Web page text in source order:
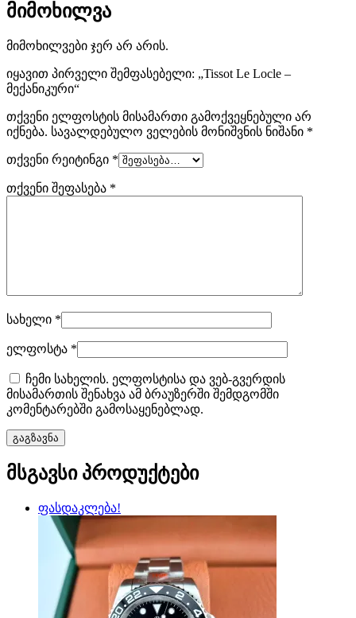
მიმოხილვა
მიმოხილვები ჯერ არ არის.
იყავით პირველი შემფასებელი: „Tissot Le Locle –
მექანიკური“
თქვენი ელფოსტის მისამართი გამოქვეყნებული არ
იქნება. სავალდებულო ველების მონიშვნის ნიშანი *
თქვენი რეიტინგი *
თქვენი შეფასება *
სახელი *
ელფოსტა *
ჩემი სახელის. ელფოსტისა და ვებ-გვერდის
მისამართის შენახვა ამ ბრაუზერში შემდგომში
კომენტარებში გამოსაყენებლად.
მსგავსი პროდუქტები
ფასდაკლება!